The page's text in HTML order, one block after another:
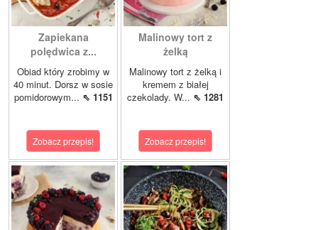
Zapiekana
polędwica z...
Obiad który zrobimy w
40 minut. Dorsz w sosie
pomidorowym... ⇖ 1151
Zobacz przepis!
Malinowy tort z
żelką
Malinowy tort z żelką i
kremem z białej
czekolady. W... ⇖ 1281
Zobacz przepis!